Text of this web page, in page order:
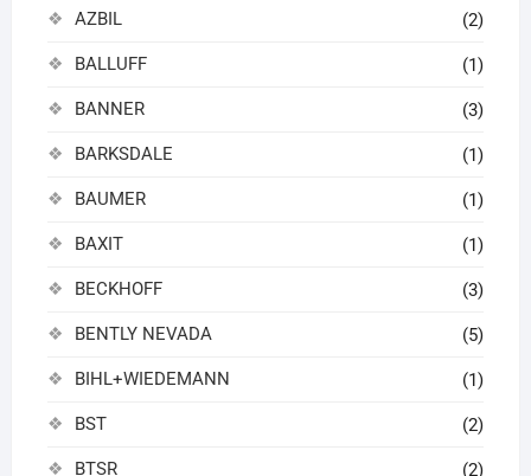
AZBIL (2)
BALLUFF (1)
BANNER (3)
BARKSDALE (1)
BAUMER (1)
BAXIT (1)
BECKHOFF (3)
BENTLY NEVADA (5)
BIHL+WIEDEMANN (1)
BST (2)
BTSR (2)